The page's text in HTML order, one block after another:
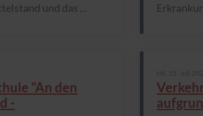
und das ...
"An den
-